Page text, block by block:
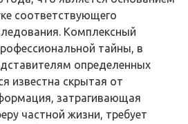
соответствующего
Комплексный
тайны, в
опре­деленных
известна скрытая от
затрагивающая
частной жизни, требует